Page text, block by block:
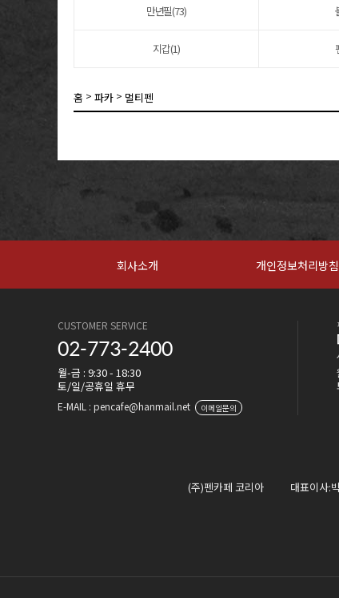
만년필(73)
지갑(1)
홈 > 파카 > 멀티펜
회사소개 개인정보처리방침
CUSTOMER SERVICE
02-773-2400
월-금 : 9:30 - 18:30
토/일/공휴일 휴무
E-MAIL : pencafe@hanmail.net 이메일문의
(주)펜카페 코리아 대표이사: